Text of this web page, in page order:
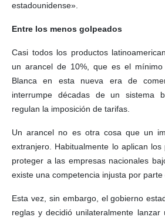
estadounidense».
Entre los menos golpeados
Casi todos los productos
un arancel de 10%, que es el
Blanca en esta nueva era de
interrumpe décadas de un sistema
regulan la imposición de tarifas.
Un arancel no es otra cosa que un
extranjero. Habitualmente lo aplican
proteger a las empresas nacionales
existe una competencia injusta por parte
Esta vez, sin embargo, el gobierno
reglas y decidió unilateralmente lanzar